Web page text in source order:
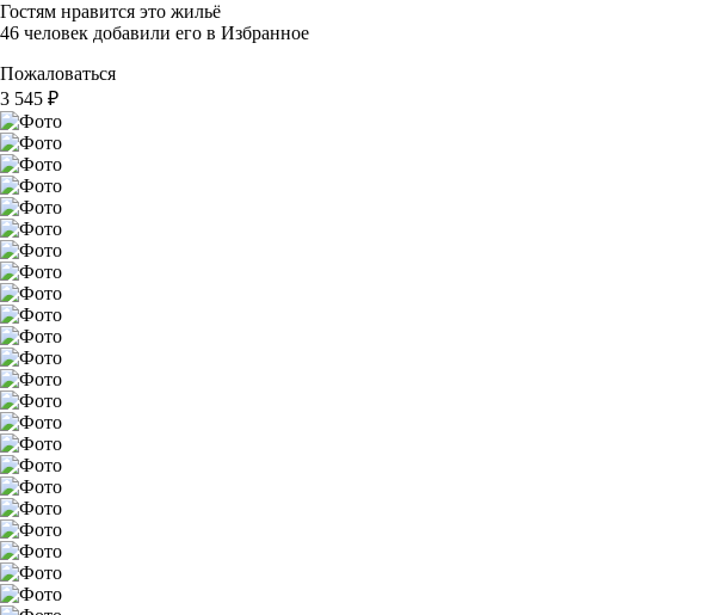
Гостям нравится это жильё
46 человек добавили его в Избранное
Пожаловаться
3 545 ₽